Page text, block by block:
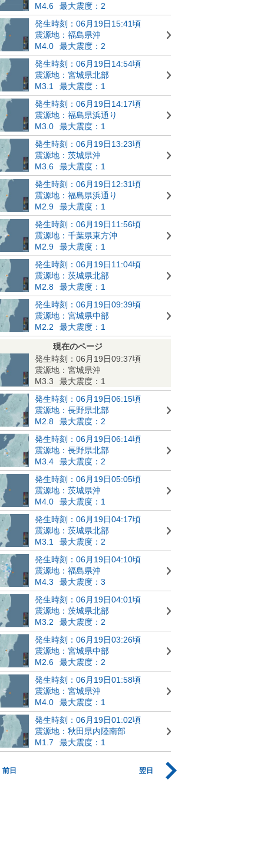
M4.6
最大震度：2
発生時刻：06月19日15:41頃
震源地：福島県沖
M4.0
最大震度：2
発生時刻：06月19日14:54頃
震源地：宮城県北部
M3.1
最大震度：1
発生時刻：06月19日14:17頃
震源地：福島県浜通り
M3.0
最大震度：1
発生時刻：06月19日13:23頃
震源地：茨城県沖
M3.6
最大震度：1
発生時刻：06月19日12:31頃
震源地：福島県浜通り
M2.9
最大震度：1
発生時刻：06月19日11:56頃
震源地：千葉県東方沖
M2.9
最大震度：1
発生時刻：06月19日11:04頃
震源地：茨城県北部
M2.8
最大震度：1
発生時刻：06月19日09:39頃
震源地：宮城県中部
M2.2
最大震度：1
現在のページ
発生時刻：06月19日09:37頃
震源地：宮城県沖
M3.3
最大震度：1
発生時刻：06月19日06:15頃
震源地：長野県北部
M2.8
最大震度：2
発生時刻：06月19日06:14頃
震源地：長野県北部
M3.4
最大震度：2
発生時刻：06月19日05:05頃
震源地：茨城県沖
M4.0
最大震度：1
発生時刻：06月19日04:17頃
震源地：茨城県北部
M3.1
最大震度：2
発生時刻：06月19日04:10頃
震源地：福島県沖
M4.3
最大震度：3
発生時刻：06月19日04:01頃
震源地：茨城県北部
M3.2
最大震度：2
発生時刻：06月19日03:26頃
震源地：宮城県中部
M2.6
最大震度：2
発生時刻：06月19日01:58頃
震源地：宮城県沖
M4.0
最大震度：1
発生時刻：06月19日01:02頃
震源地：秋田県内陸南部
M1.7
最大震度：1
前日 翌日